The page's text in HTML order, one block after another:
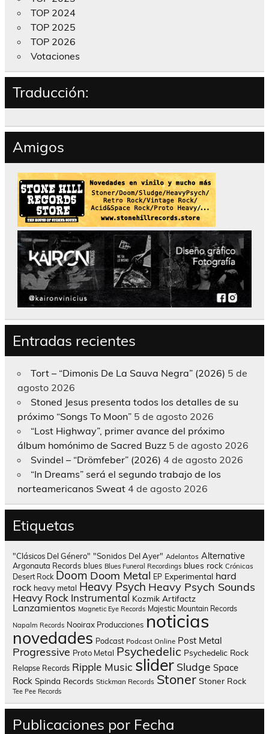
TOP 2024
TOP 2025
TOP 2026
Votaciones
Traducción:
Amigos
Entradas recientes
Tort – “Dimonis De La Sauva Negra” (2026) 5 de
agosto 2026
Stoned Jesus presenta todos los detalles de su
próximo “Songs To Moon” 5 de agosto 2026
“Lost Highway”, primer avance del próximo
álbum homónimo de Sacred Buzz 5 de agosto 2026
Svindel – “Drömfeber” (2026) 4 de agosto 2026
“In Dreams” será el segundo trabajo de los
norteamericanos Sweat 4 de agosto 2026
Etiquetas
"Clásicos Del Género" "Sonidos Del Ayer" Adelantos Alternative
Argonauta Records blues Blues Funeral Recordings blues rock Crónicas
Desert Rock Doom Doom Metal EP Experimental hard
rock heavy metal Heavy Psych Heavy Psych Sounds
Heavy Rock Instrumental Kozmik Artifactz
Lanzamientos Magnetic Eye Records Majestic Mountain Records
Napalm Records Nooirax Producciones noticias
novedades Podcast Podcast Online Post Metal
Progressive Proto Metal Psychedelic Psychedelic Rock
Relapse Records Ripple Music slider Sludge Space
Rock Spinda Records Stickman Records Stoner Stoner Rock
Tee Pee Records
Publicaciones por Fecha